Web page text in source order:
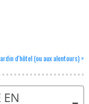
d'hôtel (ou aux alentours) >